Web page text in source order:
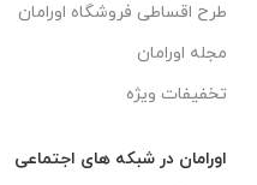
طرح اقساطی فروشگاه اورامان
مجله اورامان
تخفیفات ویژه
اورامان در شبکه های اجتماعی